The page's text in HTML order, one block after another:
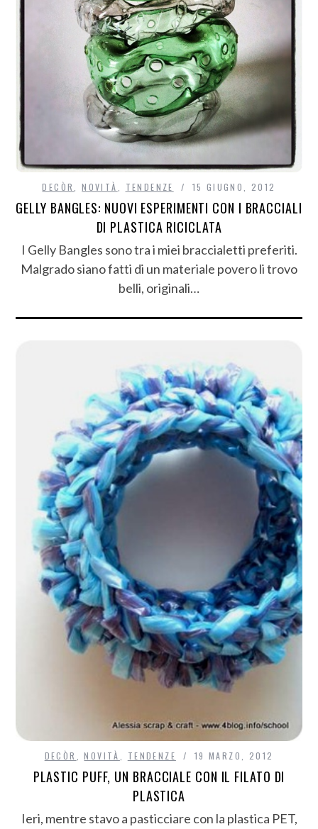
DECÒR ,NOVITÀ TENDENZE 15 GIUGNO, 2012
GELLY BANGLES: NUOVI ESPERIMENTI CON I BRACCIALI
DI PLASTICA RICICLATA
I Gelly Bangles sono tra i miei braccialetti preferiti.
Malgrado siano fatti di un materiale povero li trovo
belli, originali…
DECÒR ,NOVITÀ TENDENZE 19 MARZO, 2012
PLASTIC PUFF, UN BRACCIALE CON IL FILATO DI
PLASTICA
Ieri, mentre stavo a pasticciare con la plastica PET,